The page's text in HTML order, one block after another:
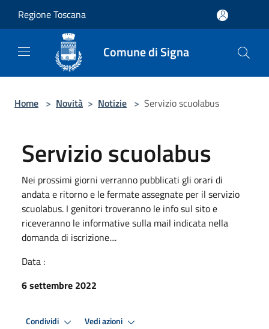
Regione Toscana
Comune di Signa
Home > Novità > Notizie > Servizio scuolabus
Servizio scuolabus
Nei prossimi giorni verranno pubblicati gli orari di
andata e ritorno e le fermate assegnate per il servizio
scuolabus. I genitori troveranno le info sul sito e
riceveranno le informative sulla mail indicata nella
domanda di iscrizione....
Data :
6 settembre 2022
Condividi Vedi azioni